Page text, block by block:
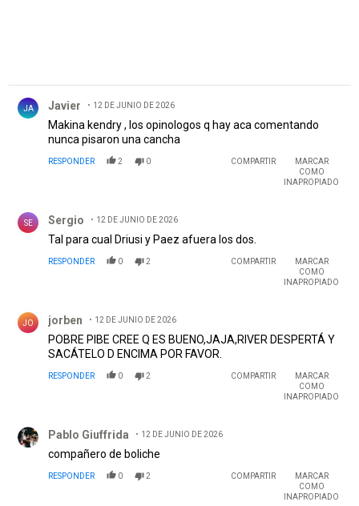
JA Javier 12 DE JUNIO DE 2026
Makina kendry , los opinologos q hay aca comentando
nunca pisaron una cancha
RESPONDER 2 0 COMPARTIR
MARCAR
COMO
INAPROPIADO
SE Sergio 12 DE JUNIO DE 2026
Tal para cual Driusi y Paez afuera los dos.
RESPONDER 0 2 COMPARTIR
MARCAR
COMO
INAPROPIADO
JO jorben 12 DE JUNIO DE 2026
POBRE PIBE CREE Q ES BUENO,JAJA,RIVER DESPERTÁ Y
SACÁTELO D ENCIMA POR FAVOR.
RESPONDER 0 2 COMPARTIR
MARCAR
COMO
INAPROPIADO
Pablo Giuffrida 12 DE JUNIO DE 2026
compañero de boliche
RESPONDER 0 2 COMPARTIR
MARCAR
COMO
INAPROPIADO